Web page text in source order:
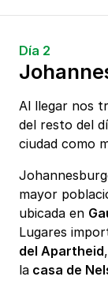
Día 2
Al llegar nos
del resto del
ciudad como
mayor
ubicada en
Lugares
del Apartheid
la casa de